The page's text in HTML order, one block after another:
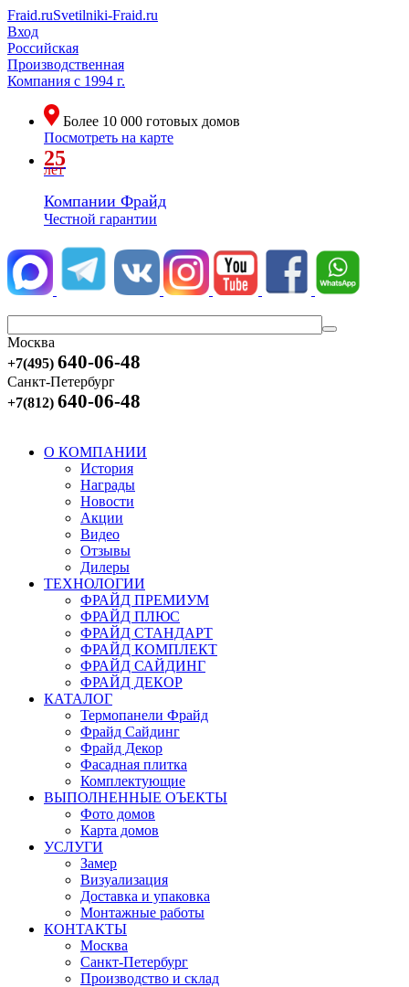
Fraid.ruSvetilniki-Fraid.ru
Вход
Российская
Производственная
Компания с 1994 г.
Более 10 000 готовых домов
Посмотреть на карте
25
лет
Компании Фрайд
Честной гарантии
Москва
+7(495) 640-06-48
Санкт-Петербург
+7(812) 640-06-48
О КОМПАНИИ
История
Награды
Новости
Акции
Видео
Отзывы
Дилеры
ТЕХНОЛОГИИ
ФРАЙД ПРЕМИУМ
ФРАЙД ПЛЮС
ФРАЙД СТАНДАРТ
ФРАЙД КОМПЛЕКТ
ФРАЙД САЙДИНГ
ФРАЙД ДЕКОР
КАТАЛОГ
Термопанели Фрайд
Фрайд Сайдинг
Фрайд Декор
Фасадная плитка
Комплектующие
ВЫПОЛНЕННЫЕ ОЪЕКТЫ
Фото домов
Карта домов
УСЛУГИ
Замер
Визуализация
Доставка и упаковка
Монтажные работы
КОНТАКТЫ
Москва
Санкт-Петербург
Производство и склад